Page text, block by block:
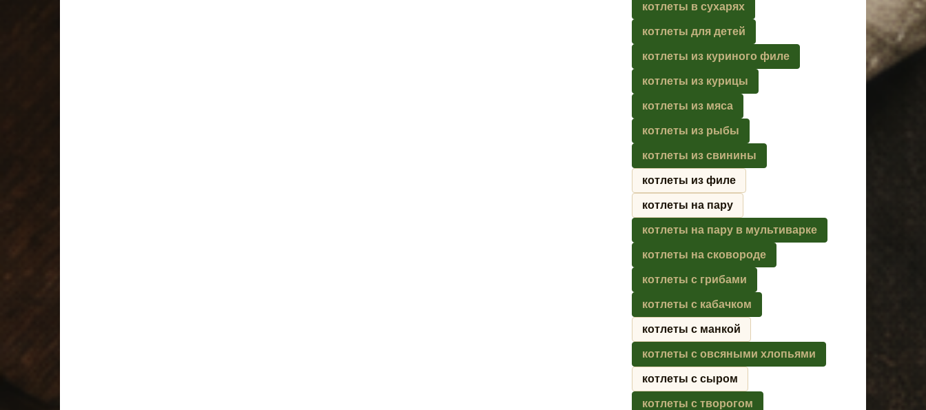
котлеты в сухарях
котлеты для детей
котлеты из куриного филе
котлеты из курицы
котлеты из мяса
котлеты из рыбы
котлеты из свинины
котлеты из филе
котлеты на пару
котлеты на пару в мультиварке
котлеты на сковороде
котлеты с грибами
котлеты с кабачком
котлеты с манкой
котлеты с овсяными хлопьями
котлеты с сыром
котлеты с творогом